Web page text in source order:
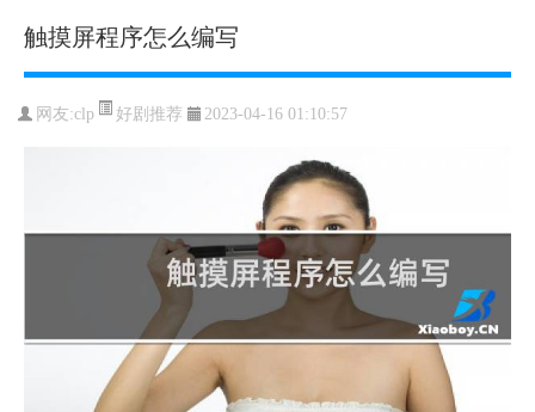
触摸屏程序怎么编写
网友:clp 好剧推荐 2023-04-16 01:10:57